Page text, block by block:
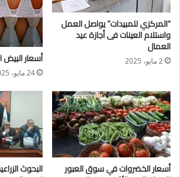
ومن جانبه أعرب الدكتور أحمد فهيم عن
يمتلكه مركز بحوث الصحراء من كوادر فنية
في كافة ربوع صحراء مصر ومعامل بحثية
من الجودة والكفاءة تتبع أفضل أساليب نظم
“المركزي للمبيدات” يواصل العمل
واستلام العينات فى أجازة عيد
العمال
2 مايو، 2025 أسعار البيض
24 مايو، 2025
أسعار الخضروات في سوق العبور البحوث